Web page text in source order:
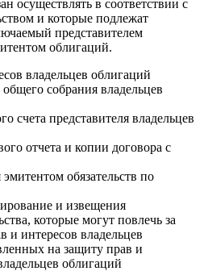
осуществлять в соответствии с
и которые подлежат
представителем
облигаций.
владельцев облигаций
собрания владельцев
счета представителя владельцев
отчета и копии договора с
обязательств по
и извещения
которые могут повлечь за
и интересов владельцев
на защиту прав и
облигаций